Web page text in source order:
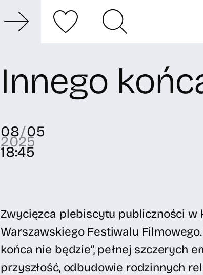
Innego
08/05
2025
18:45
Zwycięzca plebiscytu publiczności w
Warszawskiego Festiwalu
końca nie będzie”, pełnej szczerych
przyszłość, odbudowie rodzinnych